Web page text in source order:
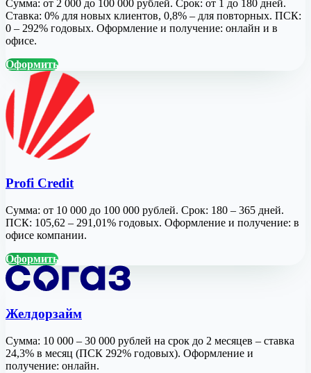
Сумма: от 2 000 до 100 000 рублей. Срок: от 1 до 180 дней.
Ставка: 0% для новых клиентов, 0,8% – для повторных. ПСК:
0 – 292% годовых. Оформление и получение: онлайн и в
офисе.
Оформить
Profi Credit
Сумма: от 10 000 до 100 000 рублей. Срок: 180 – 365 дней.
ПСК: 105,62 – 291,01% годовых. Оформление и получение: в
офисе компании.
Оформить
Желдорзайм
Сумма: 10 000 – 30 000 рублей на срок до 2 месяцев – ставка
24,3% в месяц (ПСК 292% годовых). Оформление и
получение: онлайн.